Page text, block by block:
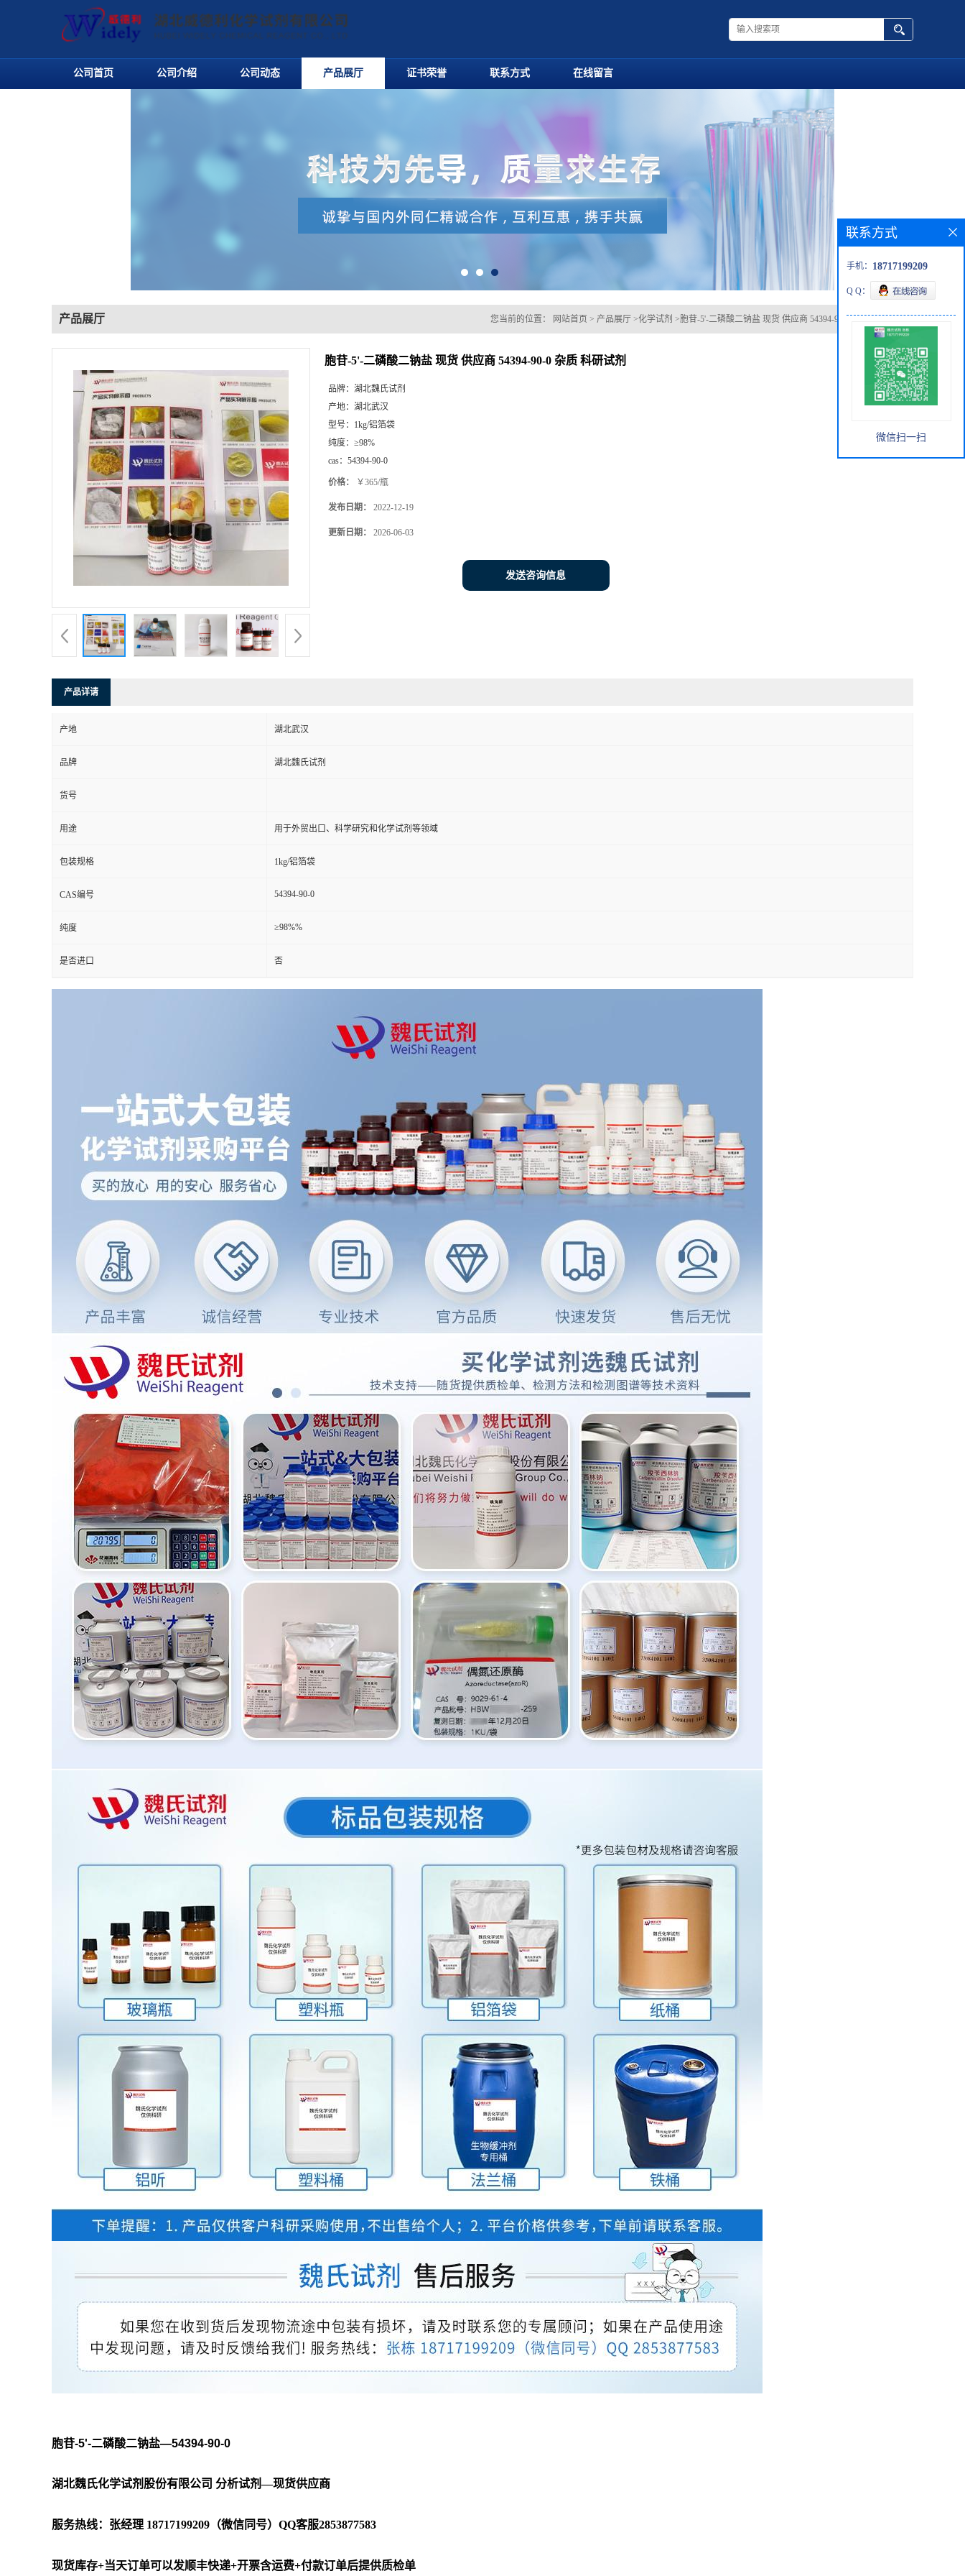
公司首页 公司介绍 公司动态 产品展厅 证书荣誉 联系方式 在线留言
产品展厅 您当前的位置： 网站首页 > 产品展厅 >化学试剂 >胞苷-5'-二磷酸二钠盐 现货 供应商 54394-90-0 杂质 科研试剂
胞苷-5'-二磷酸二钠盐 现货 供应商 54394-90-0 杂质 科研试剂
品牌： 湖北魏氏试剂
产地： 湖北武汉
型号： 1kg/铝箔袋
纯度： ≥98%
cas： 54394-90-0
价格： ￥365/瓶
发布日期： 2022-12-19
更新日期： 2026-06-03
发送咨询信息
产品详请
产地 湖北武汉
品牌 湖北魏氏试剂
货号
用途 用于外贸出口、科学研究和化学试剂等领域
包装规格 1kg/铝箔袋
CAS编号 54394-90-0
纯度 ≥98%%
是否进口 否
胞苷-5'-二磷酸二钠盐—54394-90-0
湖北魏氏化学试剂股份有限公司 分析试剂—现货供应商
服务热线：张经理 18717199209（微信同号）QQ客服2853877583
现货库存+当天订单可以发顺丰快递+开票含运费+付款订单后提供质检单
联系方式
手机： 18717199209
Q Q：
微信扫一扫